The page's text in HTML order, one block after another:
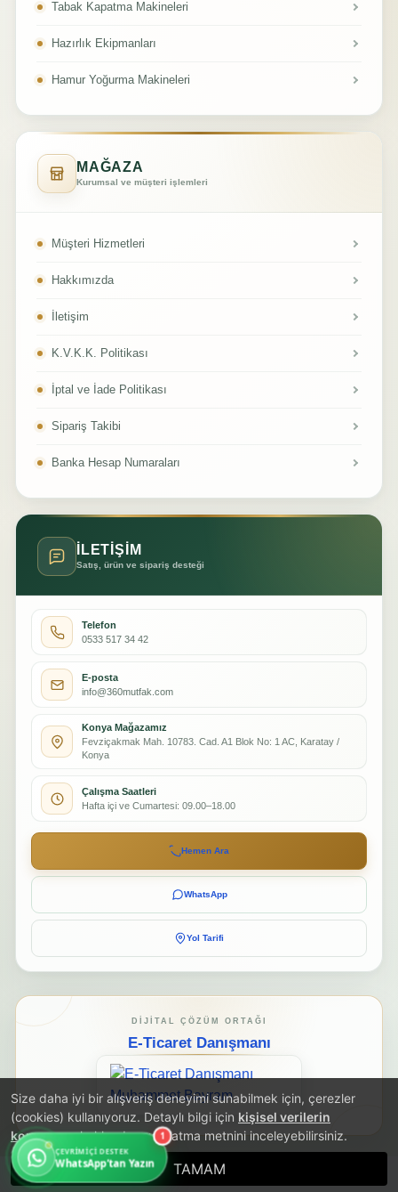
ÇEVRIMIÇI DESTEK
WhatsApp’tan Yazın
1
Size daha iyi bir alışveriş deneyimi sunabilmek için, çerezler
(cookies) kullanıyoruz. Detaylı bilgi için kişisel verilerin
korunmasıhakkında aydınlatma metnini inceleyebilirsiniz.
TAMAM
Tabak Kapatma Makineleri
Hazırlık Ekipmanları
Hamur Yoğurma Makineleri
MAĞAZA
Kurumsal ve müşteri işlemleri
Müşteri Hizmetleri
Hakkımızda
İletişim
K.V.K.K. Politikası
İptal ve İade Politikası
Sipariş Takibi
Banka Hesap Numaraları
İLETİŞİM
Satış, ürün ve sipariş desteği
Telefon
0533 517 34 42
E-posta
info@360mutfak.com
Konya Mağazamız
Fevziçakmak Mah. 10783. Cad. A1 Blok No: 1 AC, Karatay /
Konya
Çalışma Saatleri
Hafta içi ve Cumartesi: 09.00–18.00
Hemen Ara
WhatsApp
Yol Tarifi
DIJITAL ÇÖZÜM ORTAĞI
E-Ticaret Danışmanı
E-Ticaret Sistemi